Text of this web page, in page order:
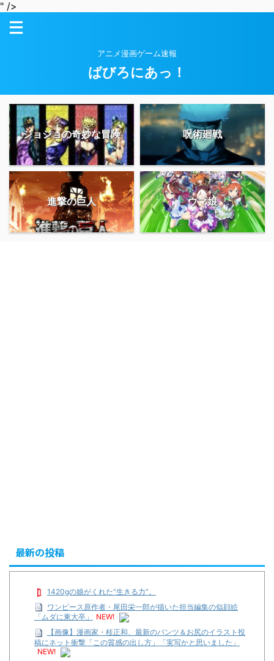
" />
アニメ漫画ゲーム速報
ばびろにあっ！
ジョジョの奇妙な冒険 呪術廻戦
進撃の巨人 ウマ娘
最新の投稿
1420gの娘がくれた“生きる力”。
ワンピース原作者・尾田栄一郎が描いた担当編集の似顔絵
「ムダに東大卒」
NEW!
【画像】漫画家・桂正和、最新のパンツ＆お尻のイラスト投
稿にネット衝撃「この質感の出し方」「実写かと思いました」
NEW!